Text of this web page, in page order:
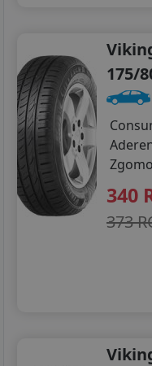
215/45R16
215/60R16
205/40R17
205/50R17
215/40R17
175/
340
373